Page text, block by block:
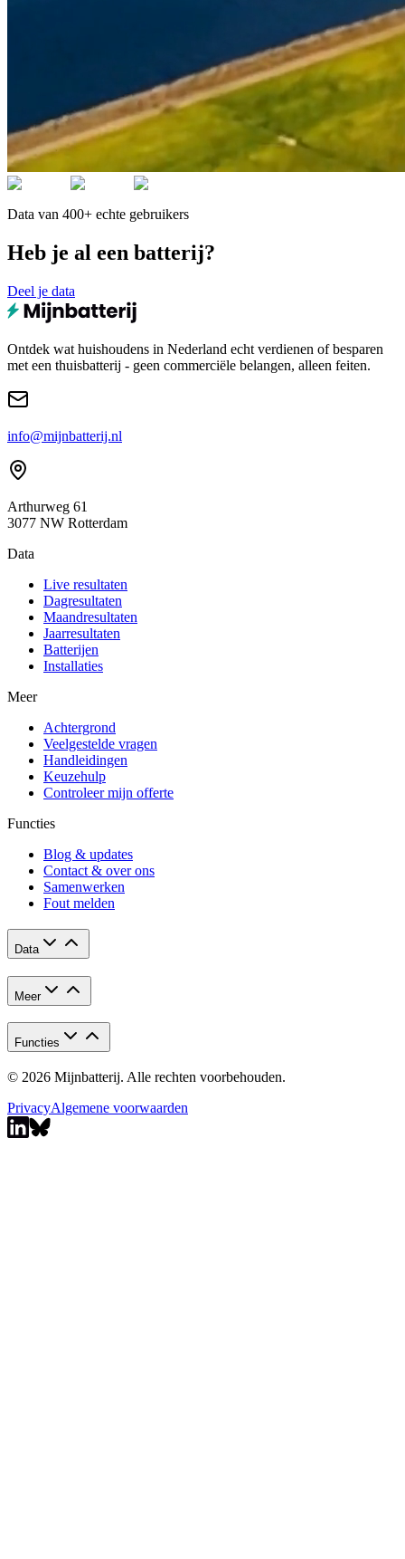
Data van 400+ echte gebruikers
Heb je al een batterij?
Deel je data
Ontdek wat huishoudens in Nederland echt verdienen of besparen
met een thuisbatterij - geen commerciële belangen, alleen feiten.
info@mijnbatterij.nl
Arthurweg 61
3077 NW Rotterdam
Data
Live resultaten
Dagresultaten
Maandresultaten
Jaarresultaten
Batterijen
Installaties
Meer
Achtergrond
Veelgestelde vragen
Handleidingen
Keuzehulp
Controleer mijn offerte
Functies
Blog & updates
Contact & over ons
Samenwerken
Fout melden
Data
Meer
Functies
© 2026 Mijnbatterij. Alle rechten voorbehouden.
PrivacyAlgemene voorwaarden